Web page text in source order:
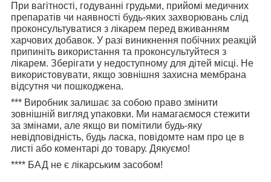
При вагітності, годуванні грудьми, прийомі медичних
препаратів чи наявності будь-яких захворювань слід
проконсультуватися з лікарем перед вживанням
харчових добавок. У разі виникнення побічних реакцій
припиніть використання та проконсультуйтеся з
лікарем. Зберігати у недоступному для дітей місці. Не
використовувати, якщо зовнішня захисна мембрана
відсутня чи пошкоджена.
*** Виробник залишає за собою право змінити
зовнішній вигляд упаковки. Ми намагаємося стежити
за змінами, але якщо ви помітили будь-яку
невідповідність, будь ласка, повідомте нам про це в
листі або коментарі до товару. Дякуємо!
**** БАД не є лікарським засобом!